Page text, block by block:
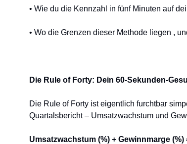
• Wie du die Kennzahl in fünf Minuten auf
• Wo die Grenzen dieser Methode liegen ,
Die Rule of Forty: Dein 60-Sekunden-
Die Rule of Forty ist eigentlich furchtbar
Quartalsbericht – Umsatzwachstum und
Umsatzwachstum (%) + Gewinnmarge